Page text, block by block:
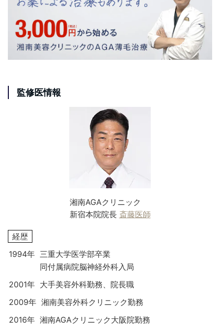
監修医情報
湘南AGAクリニック
新宿本院院長 斎藤医師
経歴
1994年 三重大学医学部卒業
同付属病院脳神経外科入局
2001年 大手美容外科勤務、院長職
2009年 湘南美容外科クリニック勤務
2016年 湘南AGAクリニック大阪院勤務